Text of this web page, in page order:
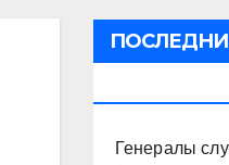
Генералы